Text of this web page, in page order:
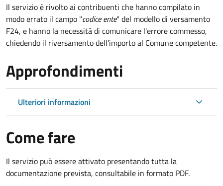
Il servizio è rivolto ai contribuenti che hanno compilato in
modo errato il campo "codice ente" del modello di versamento
F24, e hanno la necessità di comunicare l'errore commesso,
chiedendo il riversamento dell'importo al Comune competente.
Approfondimenti
Ulteriori informazioni
Come fare
Il servizio può essere attivato presentando tutta la
documentazione prevista, consultabile in formato PDF.